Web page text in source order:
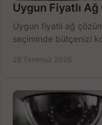
Uygun Fiyatlı
Uygun fiyatlı ağ
seçiminde bütçenizi
28 Temmuz 2026